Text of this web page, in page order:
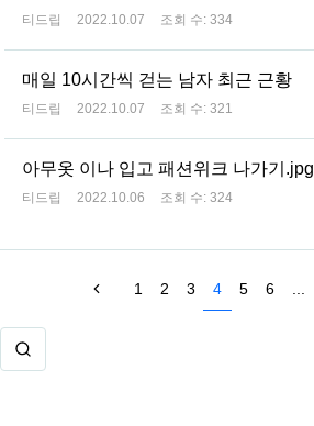
티드립 2022.10.07 조회 수: 334
매일 10시간씩 걷는 남자 최근 근황
티드립 2022.10.07 조회 수: 321
아무옷 이나 입고 패션위크 나가기.jpg
티드립 2022.10.06 조회 수: 324
1 2 3 4 5 6 ...